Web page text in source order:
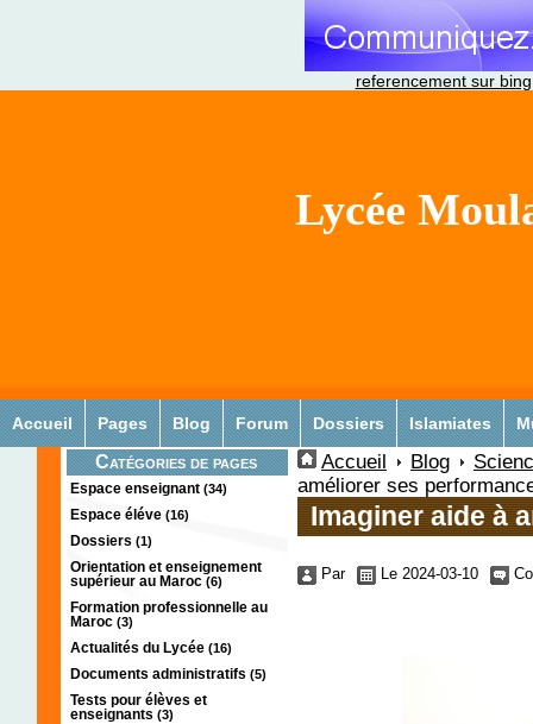
referencement sur bing
Lycée
Accueil Pages Blog Forum Dossiers Islamiates
Catégories de pages
Espace enseignant (34)
Espace éléve (16)
Dossiers (1)
Orientation et enseignement
supérieur au Maroc (6)
Formation professionnelle au
Maroc (3)
Actualités du Lycée (16)
Documents administratifs (5)
Tests pour élèves et
enseignants (3)
Accueil Blog
améliorer ses
Imaginer aide à
Par Le 2024-03-10